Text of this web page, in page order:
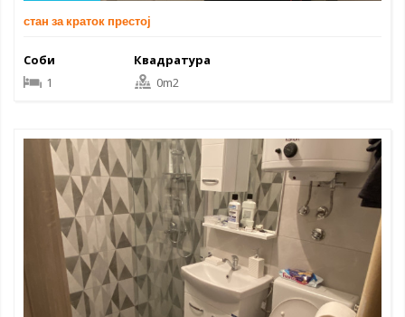
стан за краток престој
Соби
1
Квадратура
0m2